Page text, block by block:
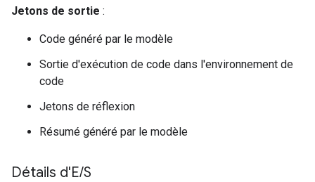
Jetons de sortie :
Code généré par le modèle
Sortie d'exécution de code dans l'environnement de
code
Jetons de réflexion
Résumé généré par le modèle
Détails d'E/S